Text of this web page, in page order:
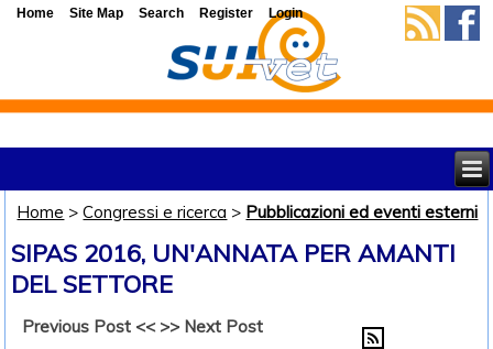
Home >Congressi e ricerca > Pubblicazioni ed eventi esterni
SIPAS 2016, UN'ANNATA PER AMANTI
DEL SETTORE
Previous Post << >> Next Post
Home Site Map Search Register Login